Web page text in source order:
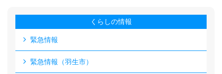
くらしの情報
緊急情報
緊急情報（羽生市）